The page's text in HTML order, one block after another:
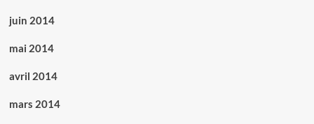
juin 2014
mai 2014
avril 2014
mars 2014